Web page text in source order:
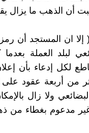
أن الذهب ما يزال
ان المستجد أن رمز
لبلد العملة
القاطع لكل إدعاء بأن
من أربعة عقود على
ولا زال
مدعوم بغطاء من